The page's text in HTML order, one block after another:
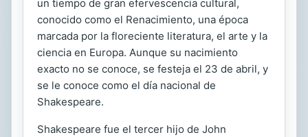
un tiempo de gran efervescencia cultural,
conocido como el Renacimiento, una época
marcada por la floreciente literatura, el arte y la
ciencia en Europa. Aunque su nacimiento
exacto no se conoce, se festeja el 23 de abril, y
se le conoce como el día nacional de
Shakespeare.
Shakespeare fue el tercer hijo de John